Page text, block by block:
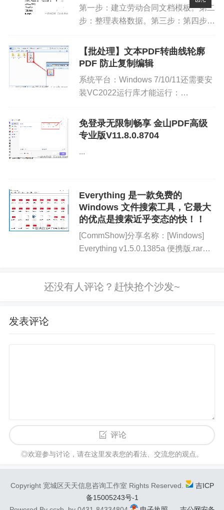
4. 直接拖拽文件到附件列表区域可快速添加附件
- 打开：使用系统默认程序打开附件
- 另存为：将附件保存到其他位置
- 删除：从合同中移除附件
## 使用说明
2. **选择公司**：从列表中选择要管理的公司，或创建新公
司
- 点击"新建"按钮创建新合同
- 上传合同附件并填写相关信息
- 可自定义合同信息字段
- 合同分类与组织
- 合同附件管理
- 支持多种文件类型上传
第一步：建立劳动合同文档模板。第二
步：整理表格数据。第三步：第四步：
from tkinter im...
【批处理】文本PDF转曲线轮廓
PDF 防止复制编辑
系统平台：Windows 7/10/11还需要安
装VC2022运行库才能运行：
hans/downloads/64位下载：ht...
免登录无限制畅享 金山PDF高级
专业版V11.8.0.8704
...
Everything 是一款免费的
Windows 文件搜索工具，它最大
的优点是搜索近乎变态的快！！
[CommShow]分享名称：[Windows]
Everything v1.5.0.1385a 便携版.rar分
访问密码...
发表评论
评论
◎欢迎参与讨论，请在这里发表您的看法、交流您的观点。
Copyright 宽城区天天信息咨询工作室 Rights Reserved.
吉ICP
备15005243号-1